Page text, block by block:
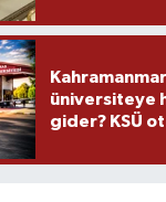
üniversiteye
gider? KSÜ